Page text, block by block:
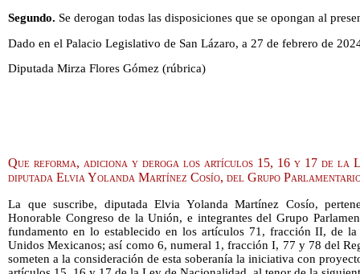
Segundo. Se derogan todas las disposiciones que se opongan al
Dado en el Palacio Legislativo de San Lázaro, a 27 de febrero de
Diputada Mirza Flores Gómez (rúbrica)
Que reforma, adiciona y deroga los artículos 15, 16 y 17 de la
diputada Elvia Yolanda Martínez Cosío, del Grupo
La que suscribe, diputada Elvia Yolanda Martínez Cosío,
Honorable Congreso de la Unión, e integrantes del Grupo
fundamento en lo establecido en los artículos 71, fracción II, de
Unidos Mexicanos; así como 6, numeral 1, fracción I, 77 y 78 del
someten a la consideración de esta soberanía la iniciativa con